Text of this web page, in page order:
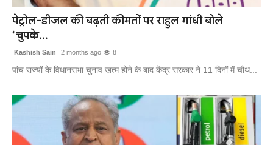
खेल
लाइफस्टाइल
अंतर्राष्ट्रीय
पेट्रोल-डीजल की बढ़ती कीमतों पर राहुल गांधी बोले
‘चुपके...
Kashish Sain 2 months ago 8
पांच राज्यों के विधानसभा चुनाव खत्म होने के बाद केंद्र सरकार ने 11 दिनों में चौथ...